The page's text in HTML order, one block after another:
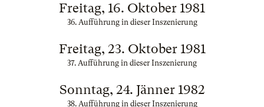
Freitag, 16. Oktober 1981
36. Aufführung in dieser Inszenierung
Freitag, 23. Oktober 1981
37. Aufführung in dieser Inszenierung
Sonntag, 24. Jänner 1982
38. Aufführung in dieser Inszenierung